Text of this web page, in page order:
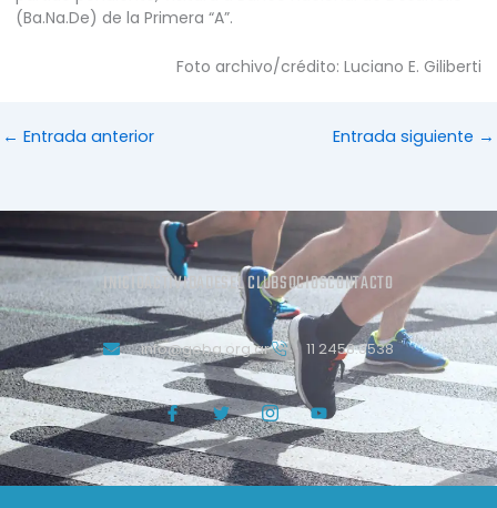
(Ba.Na.De) de la Primera “A”.
Foto archivo/crédito: Luciano E. Giliberti
← Entrada anterior Entrada siguiente →
INICIOACTIVIDADES EL CLUBSOCIOSCONTACTO
info@geba.org.ar 11 2458.3538
J
k
i
-
f
a
T
w
i
t
t
e
J
k
i
-
i
n
Y
o
u
t
u
b